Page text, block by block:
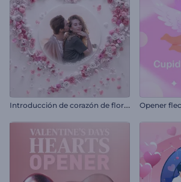
I
ntroducción de corazón de flores para San Valentín